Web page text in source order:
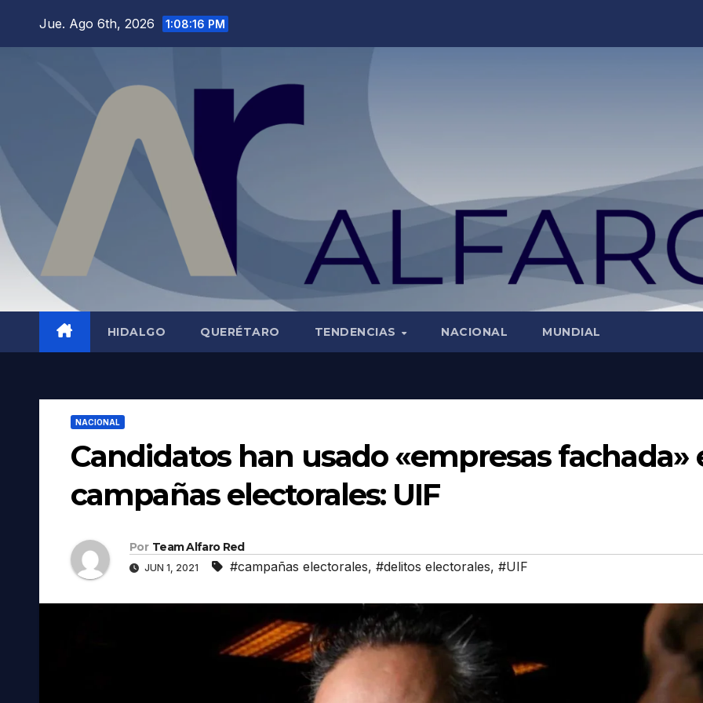
Jue. Ago 6th, 2026 1:08:17 PM
HIDALGO QUERÉTARO TENDENCIAS NACIONAL MUNDIAL
NACIONAL
Candidatos han usado «empresas fachada»
campañas electorales: UIF
Por Team Alfaro Red
JUN 1, 2021 #campañas electorales, #delitos electorales, #UIF